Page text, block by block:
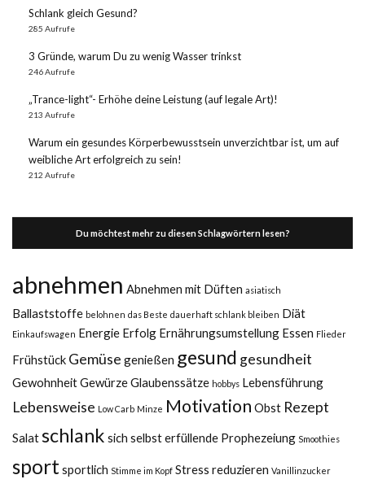
Schlank gleich Gesund?
285 Aufrufe
3 Gründe, warum Du zu wenig Wasser trinkst
246 Aufrufe
„Trance-light“- Erhöhe deine Leistung (auf legale Art)!
213 Aufrufe
Warum ein gesundes Körperbewusstsein unverzichtbar ist, um auf
weibliche Art erfolgreich zu sein!
212 Aufrufe
Du möchtest mehr zu diesen Schlagwörtern lesen?
abnehmen Abnehmen mit Düften asiatisch
Ballaststoffe belohnen das Beste dauerhaft schlank bleiben Diät
Einkaufswagen Energie Erfolg Ernährungsumstellung Essen Flieder
Frühstück Gemüse genießen gesund gesundheit
GewohnheitGewürzeGlaubenssätze hobbys Lebensführung
Lebensweise Low Carb Minze Motivation Obst Rezept
Salatschlank sich selbst erfüllende Prophezeiung Smoothies
sport sportlich Stimme im Kopf Stress reduzieren Vanillinzucker